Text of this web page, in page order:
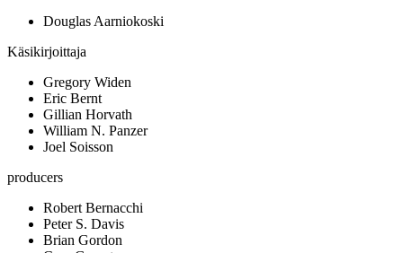
Douglas Aarniokoski
Käsikirjoittaja
Gregory Widen
Eric Bernt
Gillian Horvath
William N. Panzer
Joel Soisson
producers
Robert Bernacchi
Peter S. Davis
Brian Gordon